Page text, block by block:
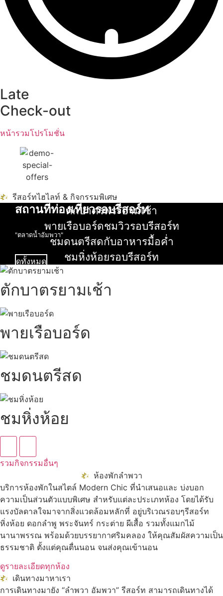
นับหิ่งห้อย ร้อยลำพู ดูพระจันทร์
Late
Check-out
หน้ารวมโปรโมชั่น
รีสอร์ทไฮไลท์ & กิจกรรมพิเศษ
ตักบาตรพระยามเช้า
อ่านเพิ่ม
พายเรือบอร์ดชมวิวรอบรีสอร์ท
อ่านเพิ่ม
ชมดนตรีสดกับอาหารมื้อค่ำ
อ่านเพิ่ม
ชมหิ่งห้อยรอบรีสอร์ท
ตักบาตรยามเช้า
พายเรือบอร์ด
ชมดนตรีสด
ชมหิ่งห้อย
รวมกิจกรรมอื่นๆ
ห้องพักลำพวา
บริการห้องพักในสไตล์ Modern Chic ที่นำเสนอและ บ่งบอก
ความเป็นส่วนตัวแบบพิเศษ สำหรับแต่ละประเภทห้อง โดยได้รับ
แรงบัลดาลใจมาจากสิ่งแวดล้อมหลักที่ อยู่บริเวณรอบๆรีสอร์ท
หิ่งห้อย ดอกลำพู พระจันทร์ กระต่าย ผีเสื้อ รวมทั้งแมกไม้
นานาพรรณ พร้อมด้วยบรรยากาศริมคลอง ให้คุณสัมผัสความเป็น
ธรรมชาติ ตั้งแต่คุณตื่นนอน จนส่งคุณเข้านอน
ดูรายละเอียดทุกห้อง
เดินทางมาหาเรา
การเดินทางมายัง “ลำพวา อัมพวา” รีสอร์ท สามารถเดินทางได้
สถานที่ท่องเที่ยวรอบรีสอร์ท
"ตลาดน้ำอัมพวา"
ดูทั้งหมด